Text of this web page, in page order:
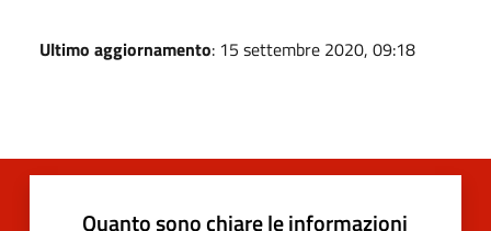
Ultimo aggiornamento: 15 settembre 2020, 09:18
Quanto sono chiare le informazioni